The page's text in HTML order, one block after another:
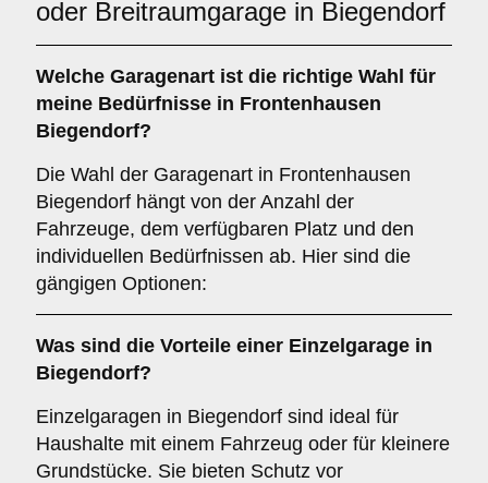
oder Breitraumgarage in Biegendorf
Welche Garagenart ist die richtige Wahl für
meine Bedürfnisse in Frontenhausen
Biegendorf?
Die Wahl der Garagenart in Frontenhausen
Biegendorf hängt von der Anzahl der
Fahrzeuge, dem verfügbaren Platz und den
individuellen Bedürfnissen ab. Hier sind die
gängigen Optionen:
Was sind die Vorteile einer Einzelgarage in
Biegendorf?
Einzelgaragen in Biegendorf sind ideal für
Haushalte mit einem Fahrzeug oder für kleinere
Grundstücke. Sie bieten Schutz vor